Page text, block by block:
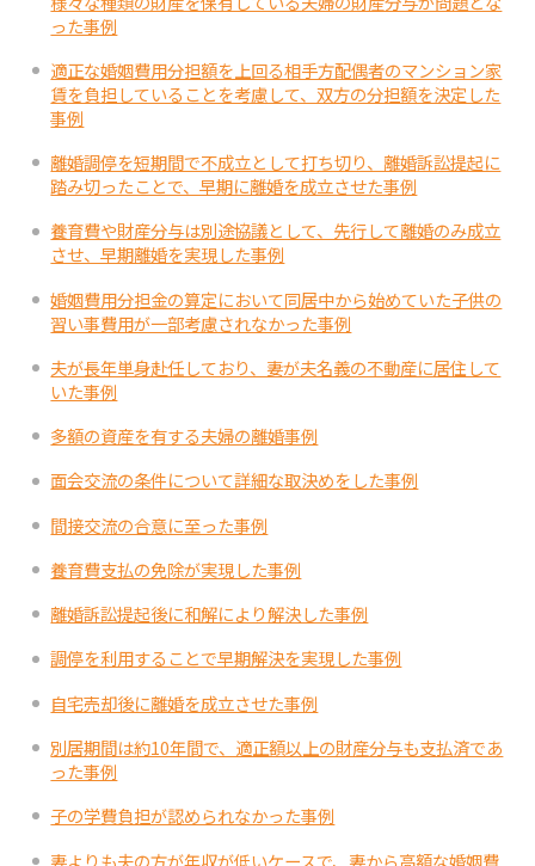
った事例
適正な婚姻費用分担額を上回る相手方配偶者のマンション家
賃を負担していることを考慮して、双方の分担額を決定した
事例
離婚調停を短期間で不成立として打ち切り、離婚訴訟提起に
踏み切ったことで、早期に離婚を成立させた事例
養育費や財産分与は別途協議として、先行して離婚のみ成立
させ、早期離婚を実現した事例
婚姻費用分担金の算定において同居中から始めていた子供の
習い事費用が一部考慮されなかった事例
夫が長年単身赴任しており、妻が夫名義の不動産に居住して
いた事例
多額の資産を有する夫婦の離婚事例
面会交流の条件について詳細な取決めをした事例
間接交流の合意に至った事例
養育費支払の免除が実現した事例
離婚訴訟提起後に和解により解決した事例
調停を利用することで早期解決を実現した事例
自宅売却後に離婚を成立させた事例
別居期間は約10年間で、適正額以上の財産分与も支払済であ
った事例
子の学費負担が認められなかった事例
妻よりも夫の方が年収が低いケースで、妻から高額な婚姻費